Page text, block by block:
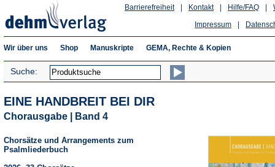
Hilfe/FAQ
Kontakt
Barrierefreiheit
Impressum
Wir über uns Shop Manuskripte GEMA, Rechte & Kopien
Suche:
EINE HANDBREIT BEI DIR
Chorausgabe | Band 4
Chorsätze und Arrangements zum
Psalmliederbuch